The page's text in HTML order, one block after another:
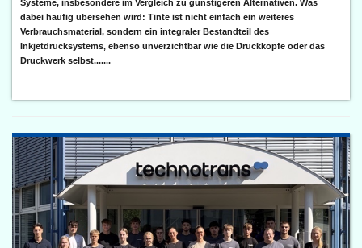
Systeme, insbesondere im Vergleich zu günstigeren Alternativen. Was
dabei häufig übersehen wird: Tinte ist nicht einfach ein weiteres
Verbrauchsmaterial, sondern ein integraler Bestandteil des
Inkjetdrucksystems, ebenso unverzichtbar wie die Druckköpfe oder das
Druckwerk selbst.......